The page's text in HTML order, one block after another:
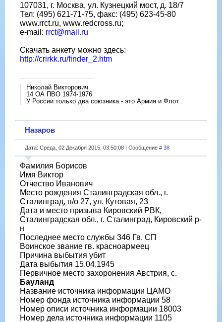
107031, г. Москва, ул. Кузнецкий мост, д. 18/7
Тел: (495) 621-71-75, факс: (495) 623-45-80
www.rrct.ru, www.redcross.ru;
e-mail: rrct@mail.ru
Скачать анкету можно здесь:
http://crirkk.ru/finder_2.htm
Николай Викторович
14 ОА ПВО 1974-1976
У России только два союзника - это Армия и Флот
Назаров
Дата: Среда, 02 Декабря 2015, 03:50:08 | Сообщение # 38
Фамилия Борисов
Имя Виктор
Отчество Иванович
Место рождения Сталинградская обл., г.
Сталинград, п/о 27, ул. Кутовая, 23
Дата и место призыва Кировский РВК,
Сталинградская обл., г. Сталинград, Кировский р-
н
Последнее место службы 346 Гв. СП
Воинское звание гв. красноармеец
Причина выбытия убит
Дата выбытия 15.04.1945
Первичное место захоронения Австрия, с.
Бауланд
Название источника информации ЦАМО
Номер фонда источника информации 58
Номер описи источника информации 18003
Номер дела источника информации 1105